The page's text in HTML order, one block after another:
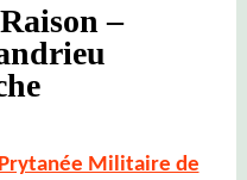
–
Militaire de